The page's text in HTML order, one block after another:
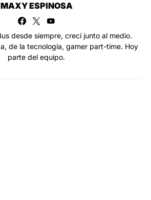
MAXY ESPINOSA
desde siempre, crecí junto al medio.
de la tecnología, gamer part-time. Hoy
parte del equipo.